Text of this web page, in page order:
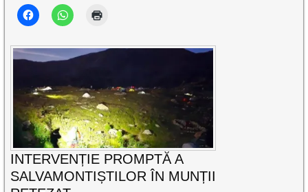
INTERVENȚIE PROMPTĂ A
SALVAMONTIȘTILOR ÎN MUNȚII